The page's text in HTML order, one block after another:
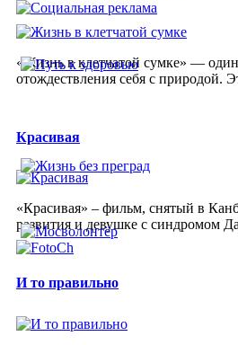
«Жизнь в клетчатой сумке» —
отождествления себя с природой.
Красивая
«Красивая» – фильм, снятый в
развития и девушке с синдромом
И то правильно